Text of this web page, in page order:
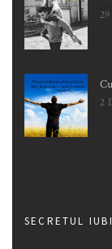
2
SECRETUL